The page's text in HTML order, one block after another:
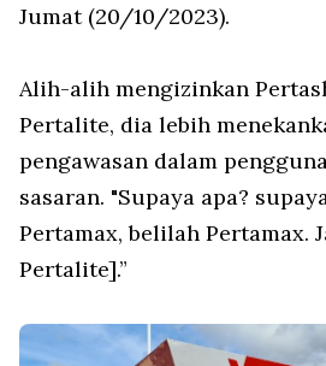
Jumat (20/10/2023).
Alih-alih mengizinkan
Pertalite, dia lebih
pengawasan dalam
sasaran. "Supaya apa?
Pertamax, belilah Pertamax.
Pertalite].”